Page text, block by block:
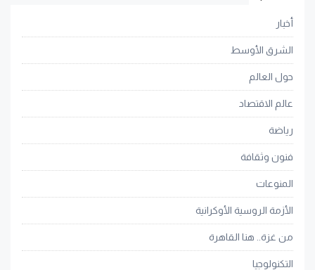
أخبار
الشرق الأوسط
حول العالم
عالم الاقتصاد
رياضة
فنون وثقافة
المنوعات
الأزمة الروسية الأوكرانية
من غزة.. هنا القاهرة
التكنولوجيا